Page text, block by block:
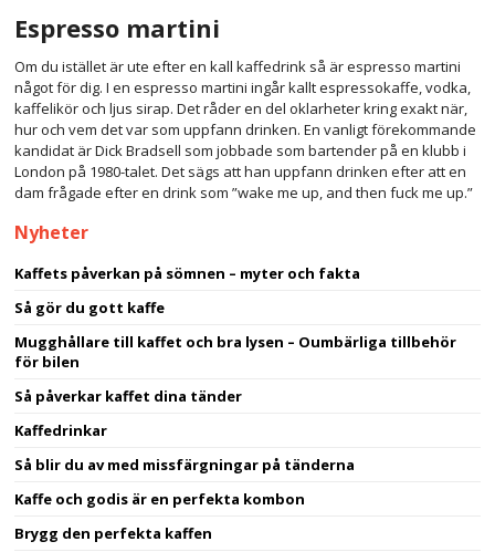
Espresso martini
Om du istället är ute efter en kall kaffedrink så är espresso martini
något för dig. I en espresso martini ingår kallt espressokaffe, vodka,
kaffelikör och ljus sirap. Det råder en del oklarheter kring exakt när,
hur och vem det var som uppfann drinken. En vanligt förekommande
kandidat är Dick Bradsell som jobbade som bartender på en klubb i
London på 1980-talet. Det sägs att han uppfann drinken efter att en
dam frågade efter en drink som ”wake me up, and then fuck me up.”
Nyheter
Kaffets påverkan på sömnen – myter och fakta
Så gör du gott kaffe
Mugghållare till kaffet och bra lysen – Oumbärliga tillbehör
för bilen
Så påverkar kaffet dina tänder
Kaffedrinkar
Så blir du av med missfärgningar på tänderna
Kaffe och godis är en perfekta kombon
Brygg den perfekta kaffen